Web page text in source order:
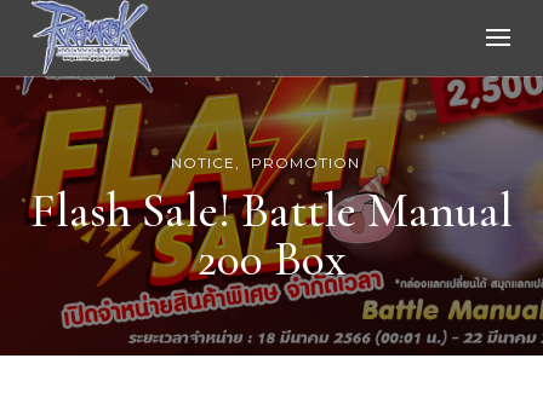
Ragnarok Online
NOTICE PROMOTION
Flash Sale! Battle Manual
200 Box